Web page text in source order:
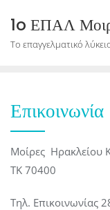
content
1o ΕΠΑΛ
Το επαγγελματικό
Επικοινωνία
Μοίρες Ηρακλείου
TK 70400
Τηλ. Επικοινωνίας